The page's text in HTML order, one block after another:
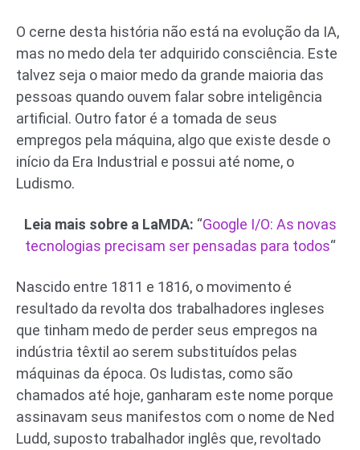
O cerne desta história não está na evolução da IA,
mas no medo dela ter adquirido consciência. Este
talvez seja o maior medo da grande maioria das
pessoas quando ouvem falar sobre inteligência
artificial. Outro fator é a tomada de seus
empregos pela máquina, algo que existe desde o
início da Era Industrial e possui até nome, o
Ludismo.
Leia mais sobre a LaMDA: “Google I/O: As novas
tecnologias precisam ser pensadas para todos“
Nascido entre 1811 e 1816, o movimento é
resultado da revolta dos trabalhadores ingleses
que tinham medo de perder seus empregos na
indústria têxtil ao serem substituídos pelas
máquinas da época. Os ludistas, como são
chamados até hoje, ganharam este nome porque
assinavam seus manifestos com o nome de Ned
Ludd, suposto trabalhador inglês que, revoltado